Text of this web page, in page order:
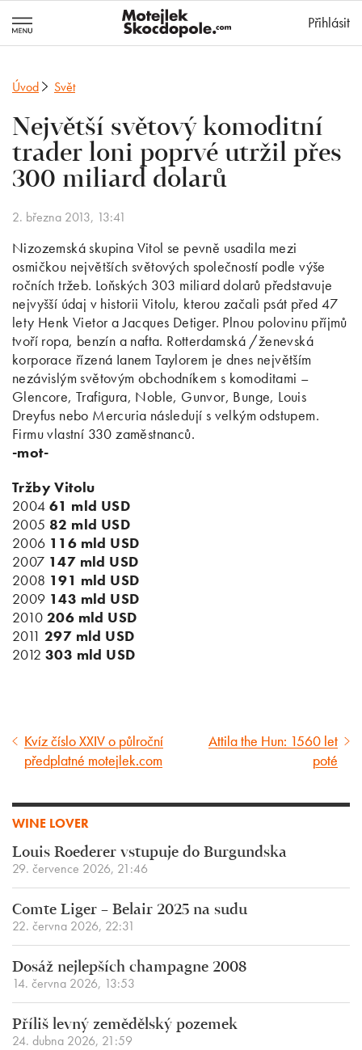
Přihlásit
Úvod Svět
Největší světový komoditní
trader loni poprvé utržil přes
300 miliard dolarů
2. března 2013, 13:41
Nizozemská skupina Vitol se pevně usadila mezi
osmičkou největších světových společností podle výše
ročních tržeb. Loňských 303 miliard dolarů představuje
nejvyšší údaj v historii Vitolu, kterou začali psát před 47
lety Henk Vietor a Jacques Detiger. Plnou polovinu příjmů
tvoří ropa, benzín a nafta. Rotterdamská /ženevská
korporace řízená Ianem Taylorem je dnes největším
nezávislým světovým obchodníkem s komoditami –
Glencore, Trafigura, Noble, Gunvor, Bunge, Louis
Dreyfus nebo Mercuria následují s velkým odstupem.
Firmu vlastní 330 zaměstnanců.
-mot-
Tržby Vitolu
2004 61 mld USD
2005 82 mld USD
2006 116 mld USD
2007 147 mld USD
2008 191 mld USD
2009 143 mld USD
2010 206 mld USD
2011 297 mld USD
2012 303 mld USD
Předcházející
článek
Kvíz číslo XXIV o půlroční
předplatné motejlek.com
Následující
Attila the Hun: 1560 let
poté
WINE LOVER
Louis Roederer vstupuje do Burgundska
29. července 2026, 21:46
Comte Liger – Belair 2025 na sudu
22. června 2026, 22:31
Dosáž nejlepších champagne 2008
14. června 2026, 13:53
Příliš levný zemědělský pozemek
24. dubna 2026, 21:59